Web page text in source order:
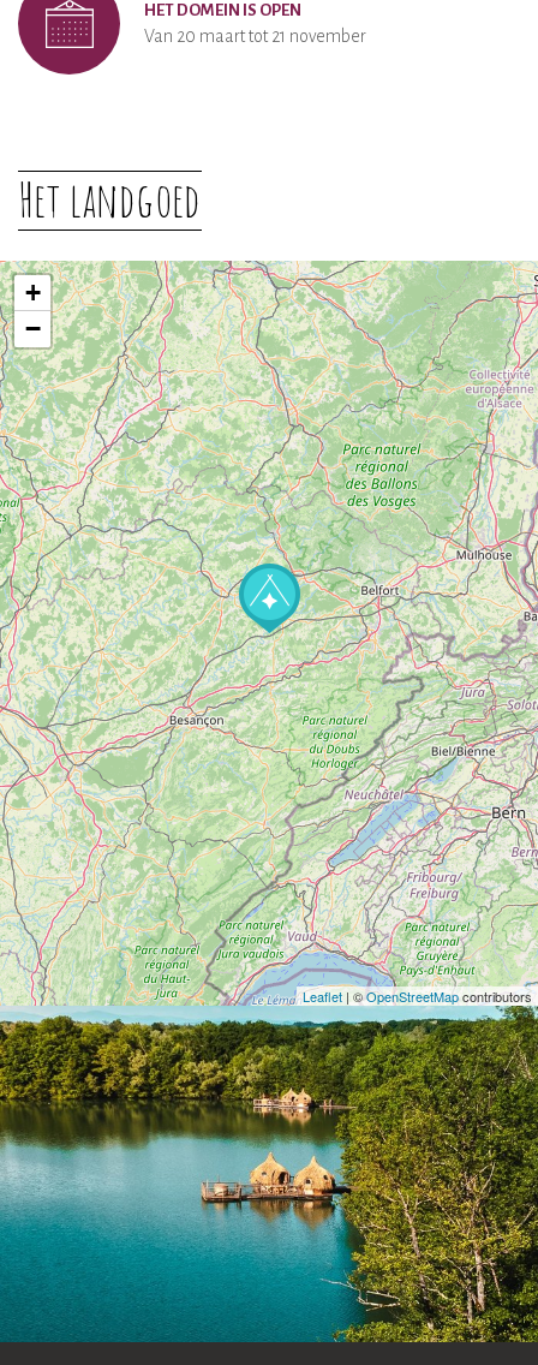
HET DOMEIN IS OPEN
Van 20 maart tot 21 november
Het landgoed
+
−
Leaflet | ©OpenStreetMapcontributors